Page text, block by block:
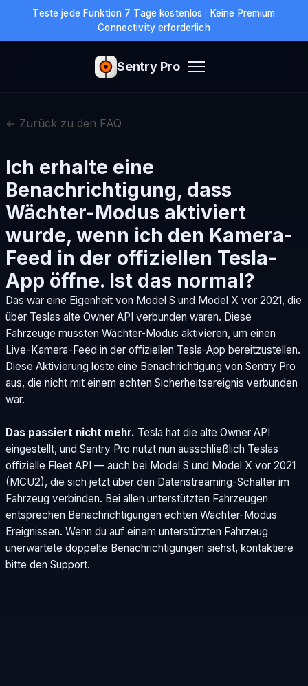
Teste jede Funktion 7 Tage kostenlos · Keine Premium
Connectivity erforderlich
Sentry Pro
← Zurück zu den FAQ
Ich erhalte eine
Benachrichtigung, dass
Wächter-Modus aktiviert
wurde, wenn ich den Kamera-
Feed in der offiziellen Tesla-
App öffne. Ist das normal?
Das war eine Eigenheit von Model S und Model X vor 2021, die
über Teslas alte Owner API verbunden waren. Diese
Fahrzeuge mussten Wächter-Modus aktivieren, um einen
Live-Kamera-Feed in der offiziellen Tesla-App bereitzustellen.
Diese Aktivierung löste eine Benachrichtigung von Sentry Pro
aus, die nicht mit einem echten Sicherheitsereignis verbunden
war.
Das passiert nicht mehr. Tesla hat die alte Owner API
eingestellt, und Sentry Pro nutzt nun ausschließlich Teslas
offizielle Fleet API — auch bei Model S und Model X vor 2021
(MCU2), die sich jetzt über den Datenstreaming-Schalter im
Fahrzeug verbinden. Bei allen unterstützten Fahrzeugen
entsprechen Benachrichtigungen echten Wächter-Modus
Ereignissen. Wenn du auf einem unterstützten Fahrzeug
unerwartete doppelte Benachrichtigungen siehst, kontaktiere
bitte den Support.